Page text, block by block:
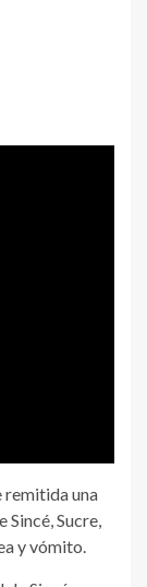
remitida una
Sincé, Sucre,
y vómito.